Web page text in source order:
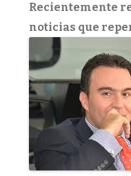
Recientemente
noticias que